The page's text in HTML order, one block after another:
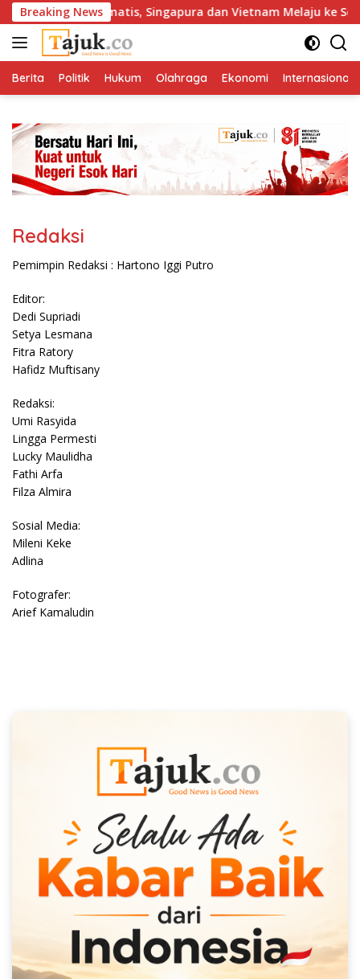
Langsung
ke
konten
Breaking News
Dramatis, Singapura dan Vietnam Melaju ke
Berita Politik Hukum Olahraga Ekonomi Internasional
Redaksi
Pemimpin Redaksi : Hartono Iggi Putro
Editor:
Dedi Supriadi
Setya Lesmana
Fitra Ratory
Hafidz Muftisany
Redaksi:
Umi Rasyida
Lingga Permesti
Lucky Maulidha
Fathi Arfa
Filza Almira
Sosial Media:
Mileni Keke
Adlina
Fotografer:
Arief Kamaludin